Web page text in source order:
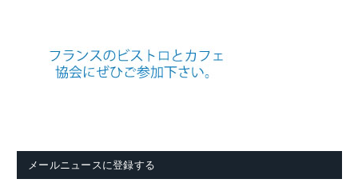
メールニュースに登録する